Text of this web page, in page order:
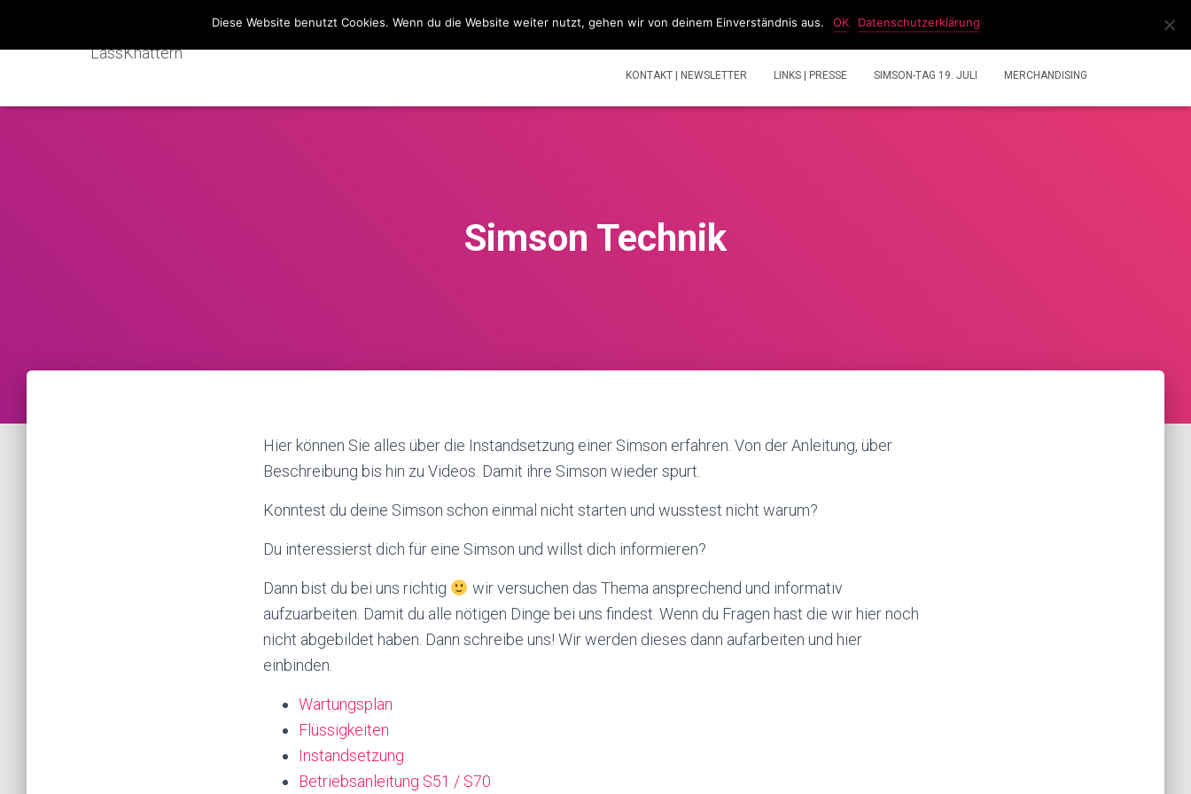
LassKnattern
SIMSONBLOG „LASS KNATTERN“ SIMSON TOUREN | VIDEOS 2 TAKT GEMISCHRECHNER
KONTAKT | NEWSLETTER LINKS | PRESSE SIMSON-TAG 19. JULI MERCHANDISING
Simson Technik
Hier können Sie alles über die Instandsetzung einer Simson erfahren. Von der Anleitung, über
Beschreibung bis hin zu Videos. Damit ihre Simson wieder spurt.
Konntest du deine Simson schon einmal nicht starten und wusstest nicht warum?
Du interessierst dich für eine Simson und willst dich informieren?
Dann bist du bei uns richtig
wir versuchen das Thema ansprechend und informativ
aufzuarbeiten. Damit du alle nötigen Dinge bei uns findest. Wenn du Fragen hast die wir hier noch
nicht abgebildet haben. Dann schreibe uns! Wir werden dieses dann aufarbeiten und hier
einbinden.
Wartungsplan
Flüssigkeiten
Instandsetzung
Betriebsanleitung S51 / S70
Diese Website benutzt Cookies. Wenn du die Website weiter nutzt, gehen wir von deinem Einverständnis aus. OK Datenschutzerklärung